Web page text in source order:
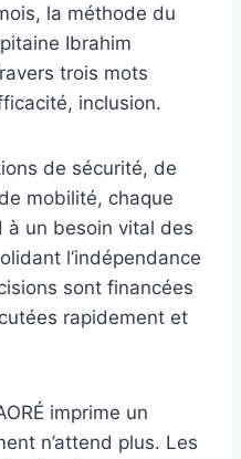
la méthode du
Ibrahim
trois mots
inclusion.
de sécurité, de
mobilité, chaque
à un besoin vital des
l’indépendance
sont financées
rapidement et
imprime un
n’attend plus. Les